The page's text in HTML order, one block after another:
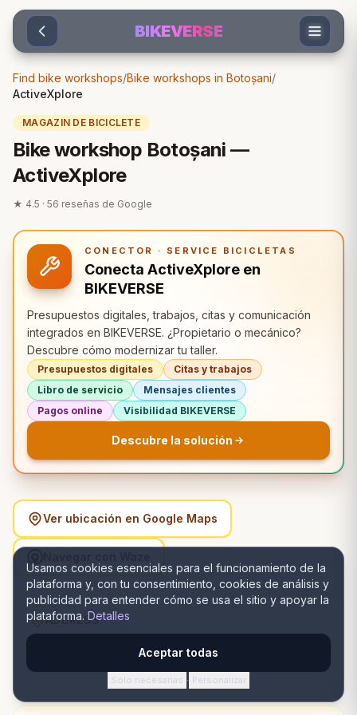
Sari la conținut
Usamos cookies esenciales para el funcionamiento de la
plataforma y, con tu consentimiento, cookies de análisis y
publicidad para entender cómo se usa el sitio y apoyar la
plataforma. Detalles
Aceptar todas
Solo necesarias · Personalizar
BIKEVERSE
Find bike workshops/Bike workshops in Botoșani/
ActiveXplore
MAGAZIN DE BICICLETE
Bike workshop Botoșani —
ActiveXplore
★ 4.5 · 56 reseñas de Google
CONECTOR · SERVICE BICICLETAS
Conecta ActiveXplore en
BIKEVERSE
Presupuestos digitales, trabajos, citas y comunicación
integrados en BIKEVERSE. ¿Propietario o mecánico?
Descubre cómo modernizar tu taller.
Presupuestos digitales
Citas y trabajos
Libro de servicio
Mensajes clientes
Pagos online
Visibilidad BIKEVERSE
Descubre la solución
Ver ubicación en Google Maps
ADDRESS
Strada Mihail Kogălniceanu 1, 710210 Botoșani, România,